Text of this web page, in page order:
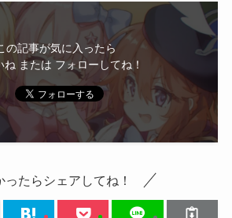
の記事が気に入ったら
ね または フォローしてね！
ったらシェアしてね！